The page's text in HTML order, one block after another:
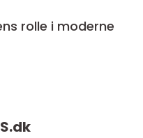
rolle i moderne
dk